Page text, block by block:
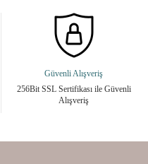
Güvenli Alışveriş
256Bit SSL Sertifikası ile Güvenli
Alışveriş